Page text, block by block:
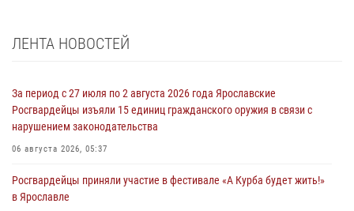
ЛЕНТА НОВОСТЕЙ
За период с 27 июля по 2 августа 2026 года Ярославские
Росгвардейцы изъяли 15 единиц гражданского оружия в связи с
нарушением законодательства
06 августа 2026, 05:37
Росгвардейцы приняли участие в фестивале «А Курба будет жить!»
в Ярославле